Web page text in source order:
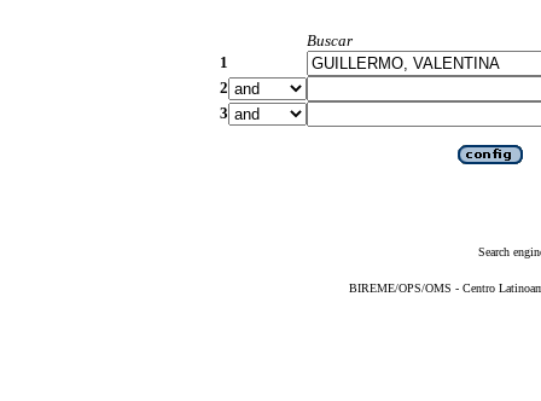
Buscar
1
2
3
Search
BIREME/OPS/OMS - Centro